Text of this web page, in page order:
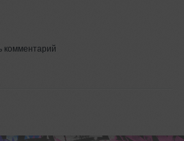
комментарий